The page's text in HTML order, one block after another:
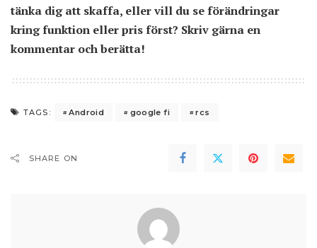
tänka dig att skaffa, eller vill du se förändringar
kring funktion eller pris först? Skriv gärna en
kommentar och berätta!
TAGS: Android google fi rcs
SHARE ON